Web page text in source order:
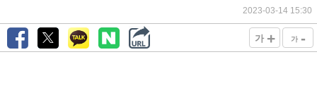
2023-03-14 15:30
가 + 가 -